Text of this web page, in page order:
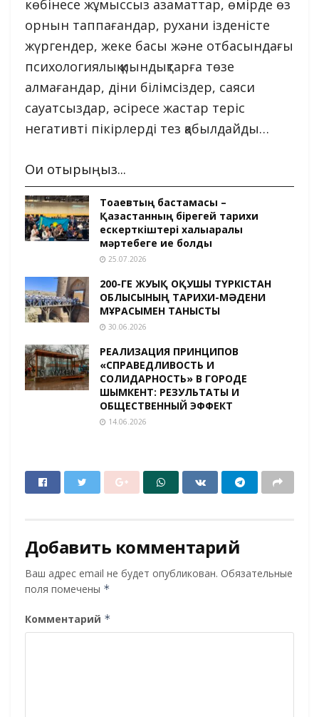
көбінесе жұмыссыз азаматтар, өмірде өз
орнын таппағандар, рухани ізденісте
жүргендер, жеке басы және отбасындағы
психологиялық қиындықтарға төзе
алмағандар, діни білімсіздер, саяси
сауатсыздар, әсіресе жастар теріс
негативті пікірлерді тез қабылдайды…
Оқи отырыңыз...
Тоқаевтың бастамасы –
Қазақстанның бірегей тарихи
ескерткіштері халықаралық
мәртебеге ие болды
25.07.2026
200-ГЕ ЖУЫҚ ОҚУШЫ ТҮРКІСТАН
ОБЛЫСЫНЫҢ ТАРИХИ-МӘДЕНИ
МҰРАСЫМЕН ТАНЫСТЫ
30.06.2026
РЕАЛИЗАЦИЯ ПРИНЦИПОВ
«СПРАВЕДЛИВОСТЬ И
СОЛИДАРНОСТЬ» В ГОРОДЕ
ШЫМКЕНТ: РЕЗУЛЬТАТЫ И
ОБЩЕСТВЕННЫЙ ЭФФЕКТ
14.06.2026
Добавить комментарий
Ваш адрес email не будет опубликован. Обязательные
поля помечены *
Комментарий *